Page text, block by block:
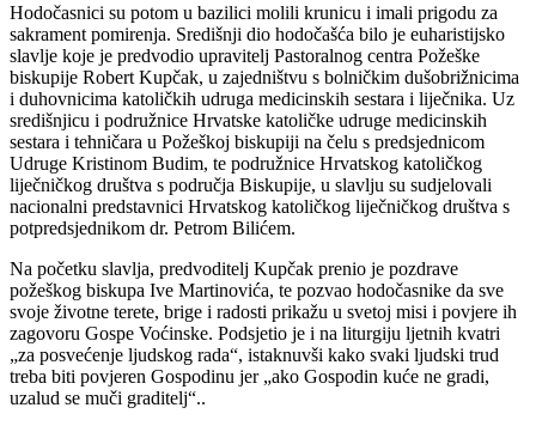
Hodočasnici su potom u bazilici molili krunicu i imali prigodu za
sakrament pomirenja. Središnji dio hodočašća bilo je euharistijsko
slavlje koje je predvodio upravitelj Pastoralnog centra Požeške
biskupije Robert Kupčak, u zajedništvu s bolničkim dušobrižnicima
i duhovnicima katoličkih udruga medicinskih sestara i liječnika. Uz
središnjicu i podružnice Hrvatske katoličke udruge medicinskih
sestara i tehničara u Požeškoj biskupiji na čelu s predsjednicom
Udruge Kristinom Budim, te podružnice Hrvatskog katoličkog
liječničkog društva s područja Biskupije, u slavlju su sudjelovali
nacionalni predstavnici Hrvatskog katoličkog liječničkog društva s
potpredsjednikom dr. Petrom Bilićem.
Na početku slavlja, predvoditelj Kupčak prenio je pozdrave
požeškog biskupa Ive Martinovića, te pozvao hodočasnike da sve
svoje životne terete, brige i radosti prikažu u svetoj misi i povjere ih
zagovoru Gospe Voćinske. Podsjetio je i na liturgiju ljetnih kvatri
„za posvećenje ljudskog rada“, istaknuvši kako svaki ljudski trud
treba biti povjeren Gospodinu jer „ako Gospodin kuće ne gradi,
uzalud se muči graditelj“..